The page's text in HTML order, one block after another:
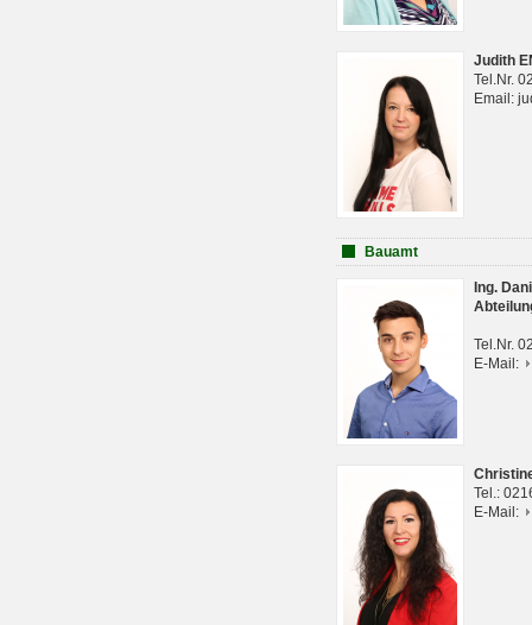
Judith
Tel.Nr.
Email:
Bauamt
Ing.
Tel.Nr.
E-Mail:
Tel.:
E-Mail: